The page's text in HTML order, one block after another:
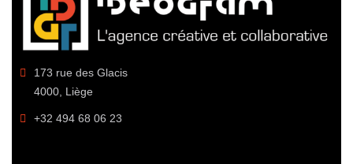
173 rue des Glacis
4000, Liège
+32 494 68 06 23